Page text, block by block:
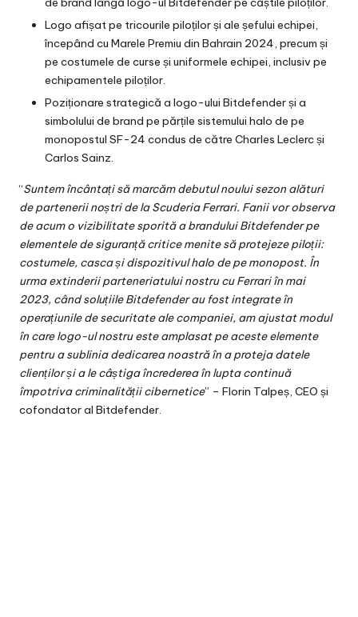
Logo afișat pe tricourile piloților și ale șefului echipei,
începând cu Marele Premiu din Bahrain 2024, precum și
pe costumele de curse și uniformele echipei, inclusiv pe
echipamentele piloților.
Poziționare strategică a logo-ului Bitdefender și a
simbolului de brand pe părțile sistemului halo de pe
monopostul SF-24 condus de către Charles Leclerc și
Carlos Sainz.
“Suntem încântați să marcăm debutul noului sezon alături
de partenerii noștri de la Scuderia Ferrari. Fanii vor observa
de acum o vizibilitate sporită a brandului Bitdefender pe
elementele de siguranță critice menite să protejeze piloții:
costumele, casca și dispozitivul halo de pe monopost. În
urma extinderii parteneriatului nostru cu Ferrari în mai
2023, când soluțiile Bitdefender au fost integrate în
operațiunile de securitate ale companiei, am ajustat modul
în care logo-ul nostru este amplasat pe aceste elemente
pentru a sublinia dedicarea noastră în a proteja datele
clienților și a le câștiga încrederea în lupta continuă
împotriva criminalității cibernetice” – Florin Talpeș, CEO și
cofondator al Bitdefender.